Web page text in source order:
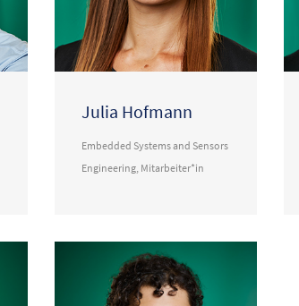
Julia Hofmann
Embedded Systems and Sensors
Engineering Mitarbeiter*in